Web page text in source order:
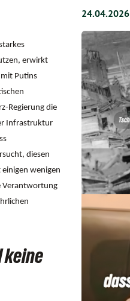
erwirkt
Putins
Regierung die
Infrastruktur
diesen
wenigen
Verantwortung
keine
24.04.2026